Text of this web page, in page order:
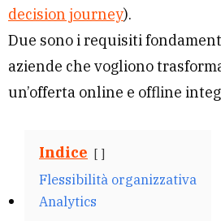
decision journey).
Due sono i requisiti
aziende che vogliono
un’offerta online e offline
Indice
Flessibilità organizzativa
Analytics